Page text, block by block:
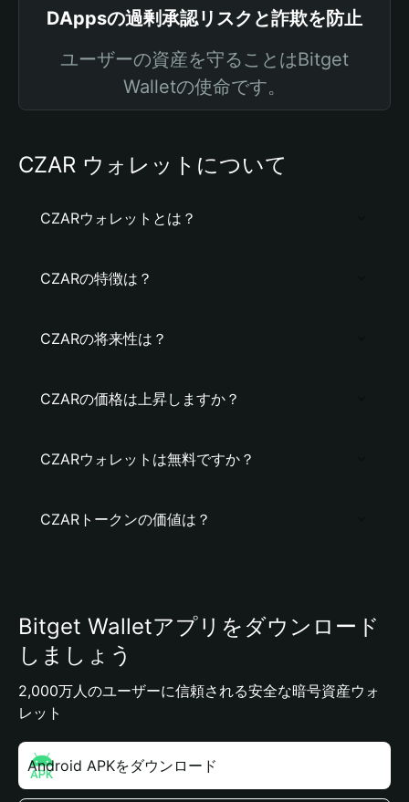
DAppsの過剰承認リスクと詐欺を防止
ユーザーの資産を守ることはBitget
Walletの使命です。
CZAR ウォレットについて
CZARウォレットとは？
CZARの特徴は？
CZARの将来性は？
CZARの価格は上昇しますか？
CZARウォレットは無料ですか？
CZARトークンの価値は？
Bitget Walletアプリをダウンロード
しましょう
2,000万人のユーザーに信頼される安全な暗号資産ウォ
レット
Android APKをダウンロード